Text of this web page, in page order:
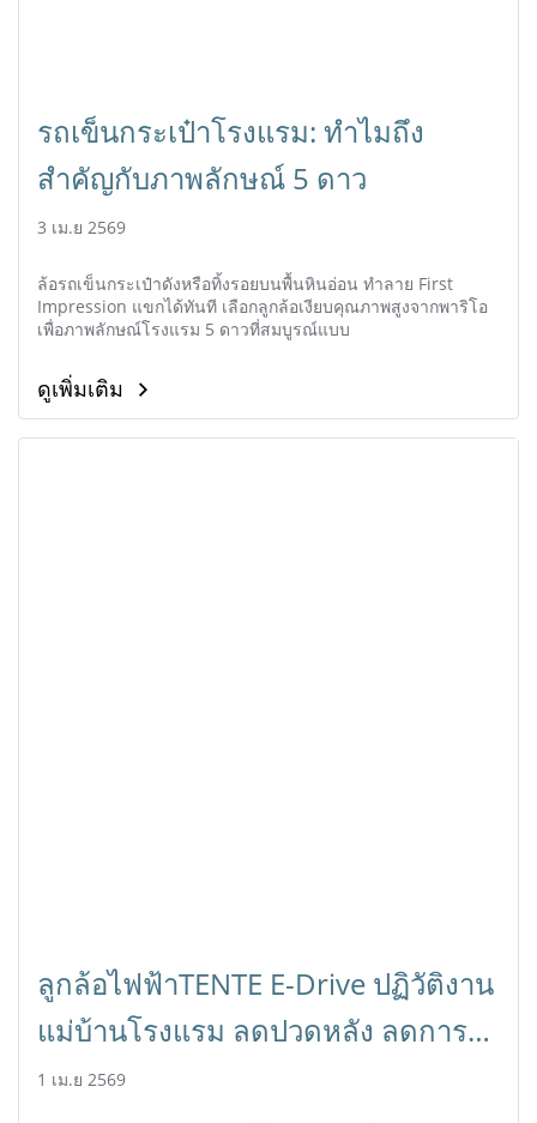
รถเข็นกระเป๋าโรงแรม: ทำไมถึง
สำคัญกับภาพลักษณ์ 5 ดาว
3 เม.ย 2569
ล้อรถเข็นกระเป๋าดังหรือทิ้งรอยบนพื้นหินอ่อน ทำลาย First
Impression แขกได้ทันที เลือกลูกล้อเงียบคุณภาพสูงจากพาริโอ
เพื่อภาพลักษณ์โรงแรม 5 ดาวที่สมบูรณ์แบบ
ดูเพิ่มเติม
ลูกล้อไฟฟ้าTENTE E-Drive ปฏิวัติงาน
แม่บ้านโรงแรม ลดปวดหลัง ลดการ
ลาป่วย
1 เม.ย 2569